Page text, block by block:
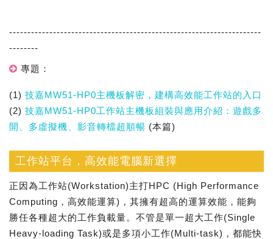
---------------------------------------------------------------------
--------
專題：
(1) 技嘉MW51-HP0主機板解密，建構高效能工作站的入口
(2) 技嘉MW51-HP0工作站主機板組裝與應用介紹：遊戲多
開、多虛擬機、影音轉檔超順暢 (本篇)
工作站平台，高效能電腦新選擇
正因為工作站(Workstation)主打HPC (High Performance
Computing，高效能運算)，其擁有超高的運算效能，能夠
勝任各種超大的工作負載量。不管是單一超大工作(Single
Heavy-loading Task)或是多項小工作(Multi-task)，都能快